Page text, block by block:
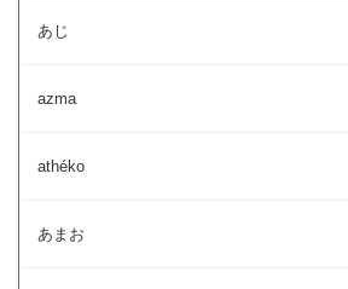
あじ
azma
athéko
あまお